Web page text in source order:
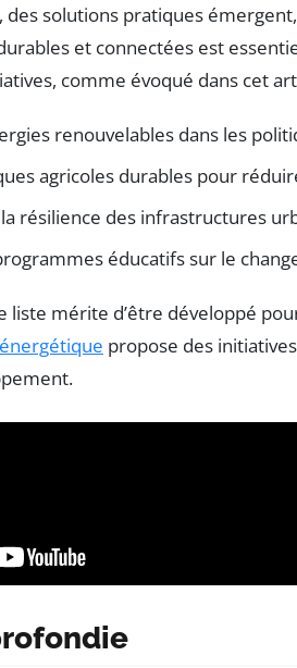
des solutions pratiques
et connectées est
comme évoqué dans cet
renouvelables dans les
agricoles durables pour
résilience des infrastructures
éducatifs sur le
liste mérite d’être développé
propose des